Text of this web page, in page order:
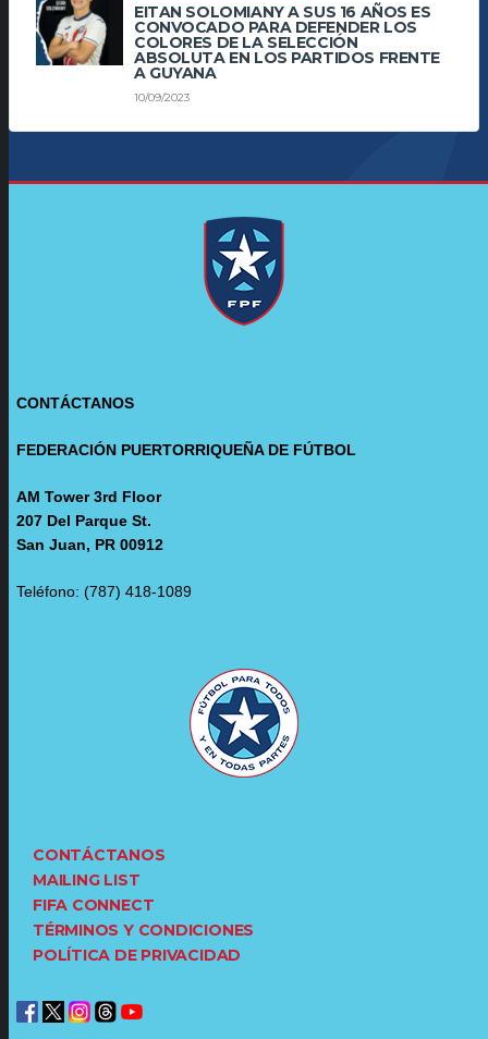
EITAN SOLOMIANY A SUS 16 AÑOS ES
CONVOCADO PARA DEFENDER LOS
COLORES DE LA SELECCIÓN
ABSOLUTA EN LOS PARTIDOS FRENTE
A GUYANA
10/09/2023
CONTÁCTANOS
FEDERACIÓN PUERTORRIQUEÑA DE FÚTBOL
AM Tower 3rd Floor
207 Del Parque St.
San Juan, PR 00912
Teléfono: (787) 418-1089
CONTÁCTANOS
MAILING LIST
FIFA CONNECT
TÉRMINOS Y CONDICIONES
POLÍTICA DE PRIVACIDAD